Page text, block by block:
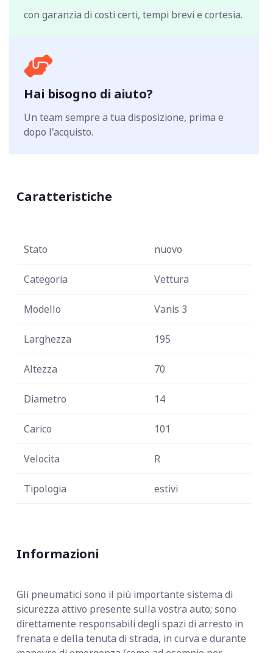
con garanzia di costi certi, tempi brevi e cortesia.
Hai bisogno di aiuto?
Un team sempre a tua disposizione, prima e
dopo l'acquisto.
Caratteristiche
Stato nuovo
Categoria Vettura
Modello Vanis 3
Larghezza 195
Altezza 70
Diametro 14
Carico 101
Velocita R
Tipologia estivi
Informazioni
Gli pneumatici sono il più importante sistema di
sicurezza attivo presente sulla vostra auto; sono
direttamente responsabili degli spazi di arresto in
frenata e della tenuta di strada, in curva e durante